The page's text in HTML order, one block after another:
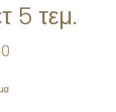
5 τεμ.